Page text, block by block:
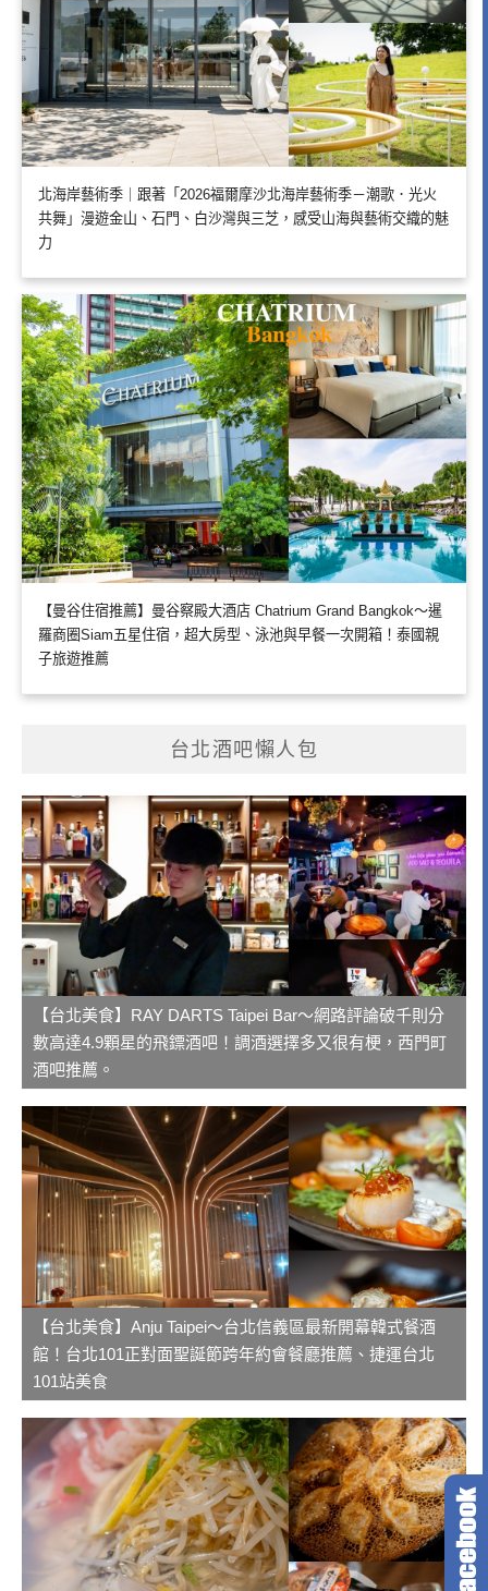
北海岸藝術季｜跟著「2026福爾摩沙北海岸藝術季－潮歌．光火
共舞」漫遊金山、石門、白沙灣與三芝，感受山海與藝術交織的魅
力
【曼谷住宿推薦】曼谷察殿大酒店 Chatrium Grand Bangkok～暹
羅商圈Siam五星住宿，超大房型、泳池與早餐一次開箱！泰國親
子旅遊推薦
台北酒吧懶人包
【台北美食】RAY DARTS Taipei Bar～網路評論破千則分
數高達4.9顆星的飛鏢酒吧！調酒選擇多又很有梗，西門町
酒吧推薦。
【台北美食】Anju Taipei～台北信義區最新開幕韓式餐酒
館！台北101正對面聖誕節跨年約會餐廳推薦、捷運台北
101站美食